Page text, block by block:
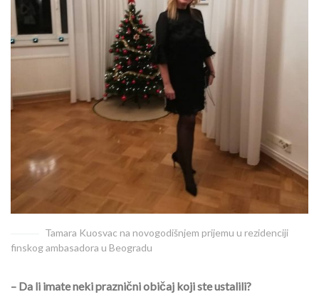
Tamara Kuosvac na novogodišnjem prijemu u rezidenciji
finskog ambasadora u Beogradu
– Da li imate neki praznični običaj koji ste ustalili?